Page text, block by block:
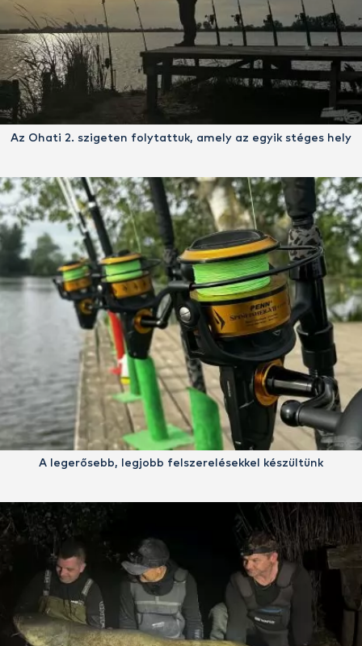
Az Ohati 2. szigeten folytattuk, amely az egyik stéges hely
A legerősebb, legjobb felszerelésekkel készültünk